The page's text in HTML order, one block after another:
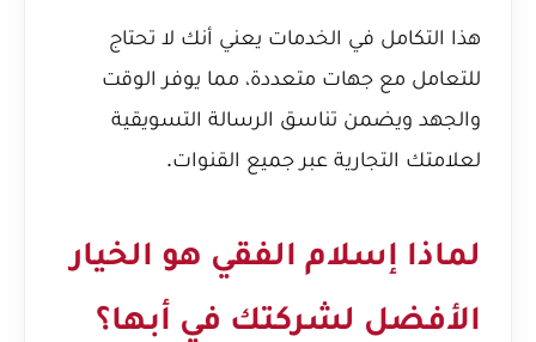
هذا التكامل في الخدمات يعني أنك لا تحتاج
للتعامل مع جهات متعددة، مما يوفر الوقت
والجهد ويضمن تناسق الرسالة التسويقية
لعلامتك التجارية عبر جميع القنوات.
لماذا إسلام الفقي هو الخيار
الأفضل لشركتك في أبها؟